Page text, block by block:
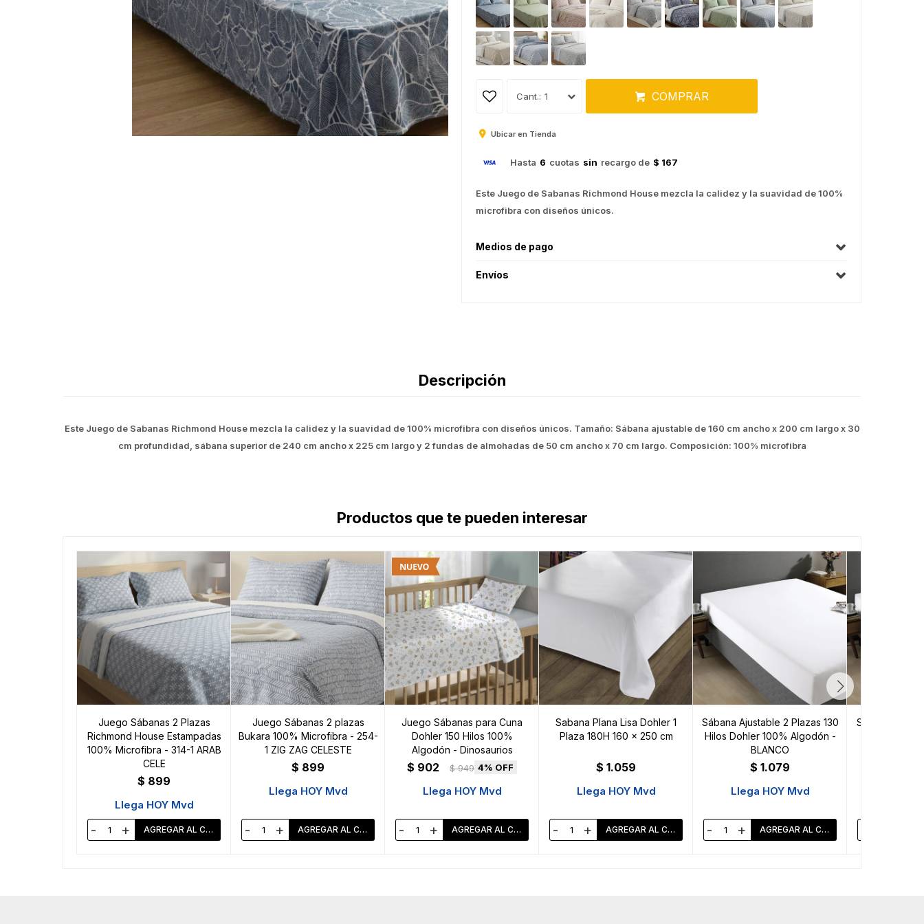
1 COMPRAR
Ubicar en Tienda
Hasta 6 cuotas sin recargo de $ 167
Este Juego de Sabanas Richmond House mezcla la calidez y la suavidad de 100%
microfibra con diseños únicos.
Medios de pago
Envíos
Descripción
Este Juego de Sabanas Richmond House mezcla la calidez y la suavidad de 100% microfibra con diseños únicos. Tamaño: Sábana ajustable de 160 cm ancho x 200 cm largo x 30
cm profundidad, sábana superior de 240 cm ancho x 225 cm largo y 2 fundas de almohadas de 50 cm ancho x 70 cm largo. Composición: 100% microfibra
Productos que te pueden interesar
Juego Sábanas 2 Plazas
Richmond House Estampadas
100% Microfibra - 314-1 ARAB
CELE
$ 899
Llega HOY Mvd
- +
Juego Sábanas 2 plazas
Bukara 100% Microfibra - 254-
1 ZIG ZAG CELESTE
$ 899
Llega HOY Mvd
- +
Juego Sábanas para Cuna
Dohler 150 Hilos 100%
Algodón - Dinosaurios
$ 902 $ 949 4
Llega HOY Mvd
- +
Sabana Plana Lisa Dohler 1
Plaza 180H 160 x 250 cm
$ 1.059
Llega HOY Mvd
- +
Sábana Ajustable 2 Plazas 130
Hilos Dohler 100% Algodón -
BLANCO
$ 1.079
Llega HOY Mvd
- +
Sábana